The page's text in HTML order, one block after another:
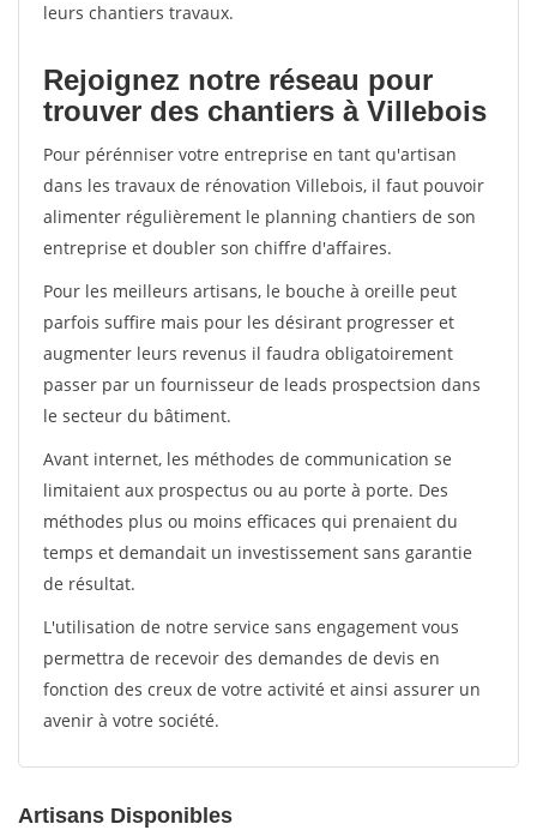
leurs chantiers travaux.
Rejoignez notre réseau pour
trouver des chantiers à Villebois
Pour pérénniser votre entreprise en tant qu'artisan
dans les travaux de rénovation Villebois, il faut pouvoir
alimenter régulièrement le planning chantiers de son
entreprise et doubler son chiffre d'affaires.
Pour les meilleurs artisans, le bouche à oreille peut
parfois suffire mais pour les désirant progresser et
augmenter leurs revenus il faudra obligatoirement
passer par un fournisseur de leads prospectsion dans
le secteur du bâtiment.
Avant internet, les méthodes de communication se
limitaient aux prospectus ou au porte à porte. Des
méthodes plus ou moins efficaces qui prenaient du
temps et demandait un investissement sans garantie
de résultat.
L'utilisation de notre service sans engagement vous
permettra de recevoir des demandes de devis en
fonction des creux de votre activité et ainsi assurer un
avenir à votre société.
Artisans Disponibles